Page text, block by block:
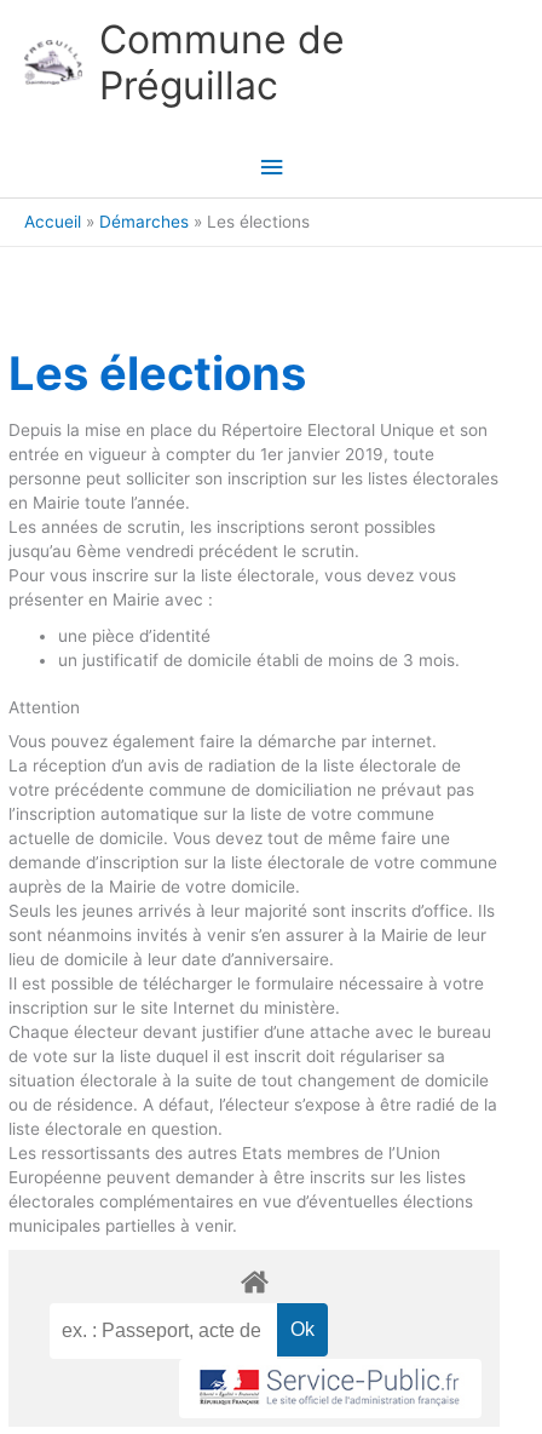
Commune de
Préguillac
Menu
principal
Accueil Démarches Les élections
Les élections
Depuis la mise en place du Répertoire Electoral Unique et son
entrée en vigueur à compter du 1er janvier 2019, toute
personne peut solliciter son inscription sur les listes électorales
en Mairie toute l’année.
Les années de scrutin, les inscriptions seront possibles
jusqu’au 6ème vendredi précédent le scrutin.
Pour vous inscrire sur la liste électorale, vous devez vous
présenter en Mairie avec :
une pièce d’identité
un justificatif de domicile établi de moins de 3 mois.
Attention
Vous pouvez également faire la démarche par internet.
La réception d’un avis de radiation de la liste électorale de
votre précédente commune de domiciliation ne prévaut pas
l’inscription automatique sur la liste de votre commune
actuelle de domicile. Vous devez tout de même faire une
demande d’inscription sur la liste électorale de votre commune
auprès de la Mairie de votre domicile.
Seuls les jeunes arrivés à leur majorité sont inscrits d’office. Ils
sont néanmoins invités à venir s’en assurer à la Mairie de leur
lieu de domicile à leur date d’anniversaire.
Il est possible de télécharger le formulaire nécessaire à votre
inscription sur le site Internet du ministère.
Chaque électeur devant justifier d’une attache avec le bureau
de vote sur la liste duquel il est inscrit doit régulariser sa
situation électorale à la suite de tout changement de domicile
ou de résidence. A défaut, l’électeur s’expose à être radié de la
liste électorale en question.
Les ressortissants des autres Etats membres de l’Union
Européenne peuvent demander à être inscrits sur les listes
électorales complémentaires en vue d’éventuelles élections
municipales partielles à venir.